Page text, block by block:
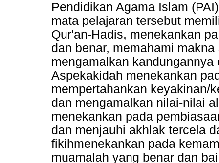
Pendidikan Agama Islam
mata pelajaran tersebut
Qur'an-Hadis, menekankan
dan benar, memahami
mengamalkan
Aspekakidah menekankan
mempertahankan keyakinan/
dan mengamalkan nilai-nilai
menekankan pada
dan menjauhi akhlak tercela
fikihmenekankan pada
muamalah yang benar dan